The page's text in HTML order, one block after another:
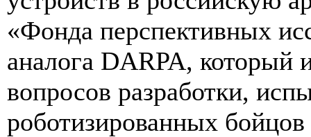
«Фонда перспективных
аналога DARPA, который
вопросов разработки,
роботизированных бойцов